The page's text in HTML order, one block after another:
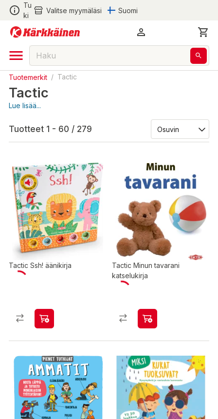
Tu
ki
Valitse myymäläsi Suomi
Tuotemerkit / Tactic
Tactic
Lue lisää...
Tuotteet 1 - 60 / 279
Tactic Ssh! äänikirja
Tactic Minun tavarani
katselukirja